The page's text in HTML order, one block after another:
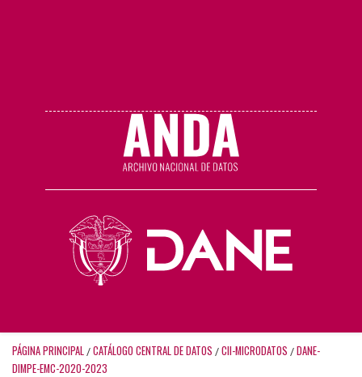
PÁGINA PRINCIPAL / CATÁLOGO CENTRAL DE DATOS / CII-MICRODATOS / DANE-
DIMPE-EMC-2020-2023